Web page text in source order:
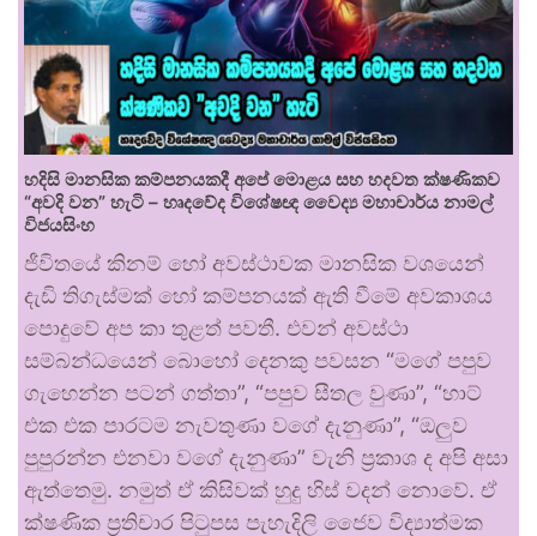
හදිසි මානසික කම්පනයකදී අපේ මොළය සහ හදවත ක්ෂණිකව
“අවදි වන” හැටි – හෘදවේද විශේෂඥ වෛද්‍ය මහාචාර්ය නාමල්
විජයසිංහ
ජීවිතයේ කිනම් හෝ අවස්ථාවක මානසික වශයෙන්
දැඩි තිගැස්මක් හෝ කම්පනයක් ඇති වීමේ අවකාශය
පොදුවේ අප කා තුළත් පවතී. එවන් අවස්ථා
සම්බන්ධයෙන් බොහෝ දෙනකු පවසන “මගේ පපුව
ගැහෙන්න පටන් ගත්තා”, “පපුව සීතල වුණා”, “හාට්
එක එක පාරටම නැවතුණා වගේ දැනුණා”, “ඔලුව
පුපුරන්න එනවා වගේ දැනුණා” වැනි ප්‍රකාශ ද අපි අසා
ඇත්තෙමු. නමුත් ඒ කිසිවක් හුදු හිස් වදන් නොවේ. ඒ
ක්ෂණික ප්‍රතිචාර පිටුපස පැහැදිලි ජෛව විද්‍යාත්මක